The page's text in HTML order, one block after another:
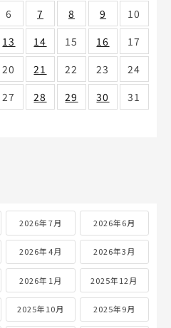
6 7 8 9
10
13 14 15 16
17
20 21 22 23
24
27 28 29 30
31
2026年7月 2026年6月
2026年4月 2026年3月
2026年1月 2025年12月
2025年10月 2025年9月